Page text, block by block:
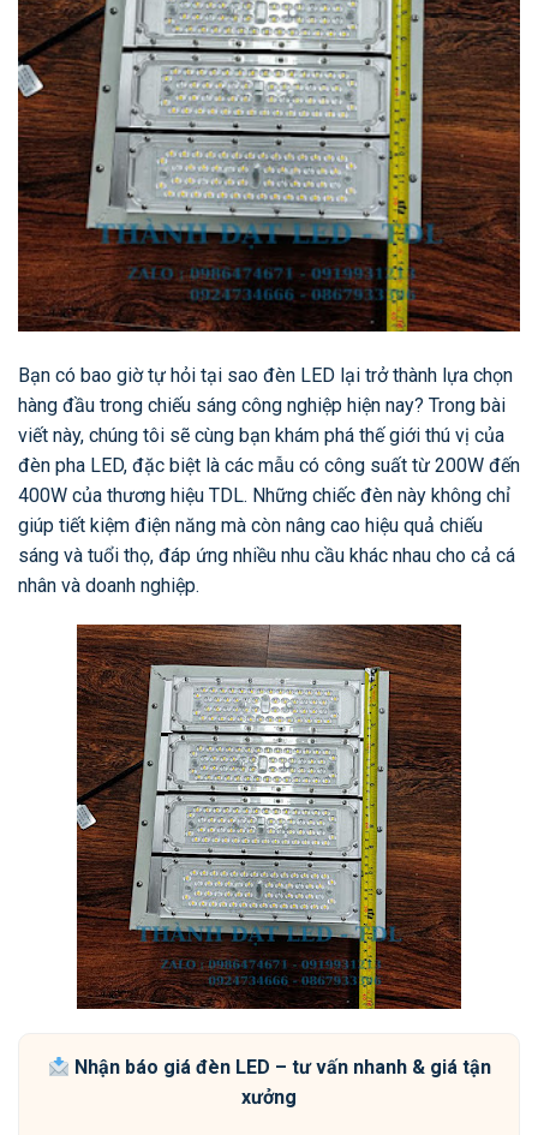
Bạn có bao giờ tự hỏi tại sao đèn LED lại trở thành lựa chọn
hàng đầu trong chiếu sáng công nghiệp hiện nay? Trong bài
viết này, chúng tôi sẽ cùng bạn khám phá thế giới thú vị của
đèn pha LED, đặc biệt là các mẫu có công suất từ 200W đến
400W của thương hiệu TDL. Những chiếc đèn này không chỉ
giúp tiết kiệm điện năng mà còn nâng cao hiệu quả chiếu
sáng và tuổi thọ, đáp ứng nhiều nhu cầu khác nhau cho cả cá
nhân và doanh nghiệp.
Nhận báo giá đèn LED – tư vấn nhanh & giá tận
xưởng